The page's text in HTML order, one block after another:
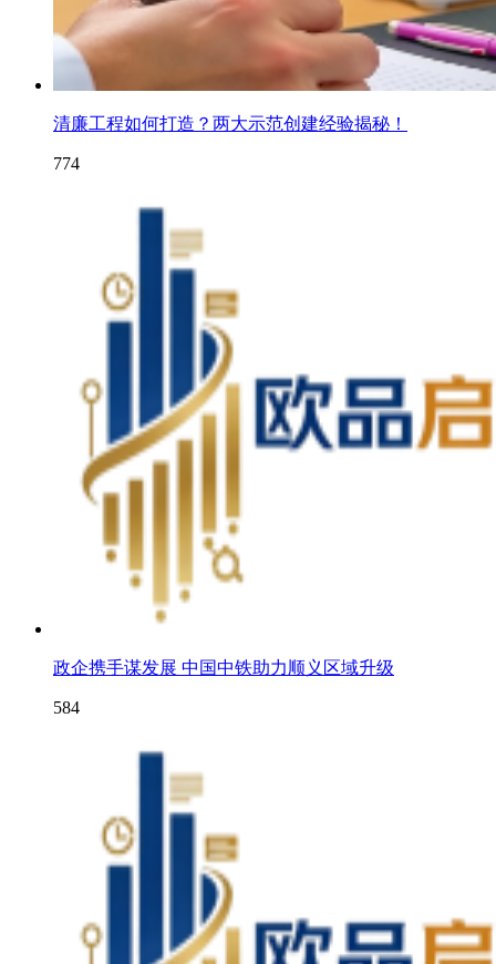
清廉工程如何打造？两大示范创建经验揭秘！
774
政企携手谋发展 中国中铁助力顺义区域升级
584